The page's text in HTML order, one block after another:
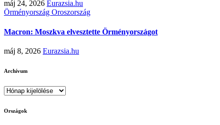
máj 24, 2026 Eurazsia.hu
Örményország Oroszország
Macron: Moszkva elvesztette Örményországot
máj 8, 2026 Eurazsia.hu
Archívum
Archívum
Országok